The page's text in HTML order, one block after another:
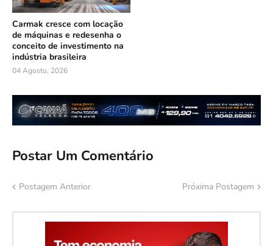
Carmak cresce com locação
de máquinas e redesenha o
conceito de investimento na
indústria brasileira
04 Agosto, 2026
Postar Um Comentário
Postagem Anterior Próxima Postagem